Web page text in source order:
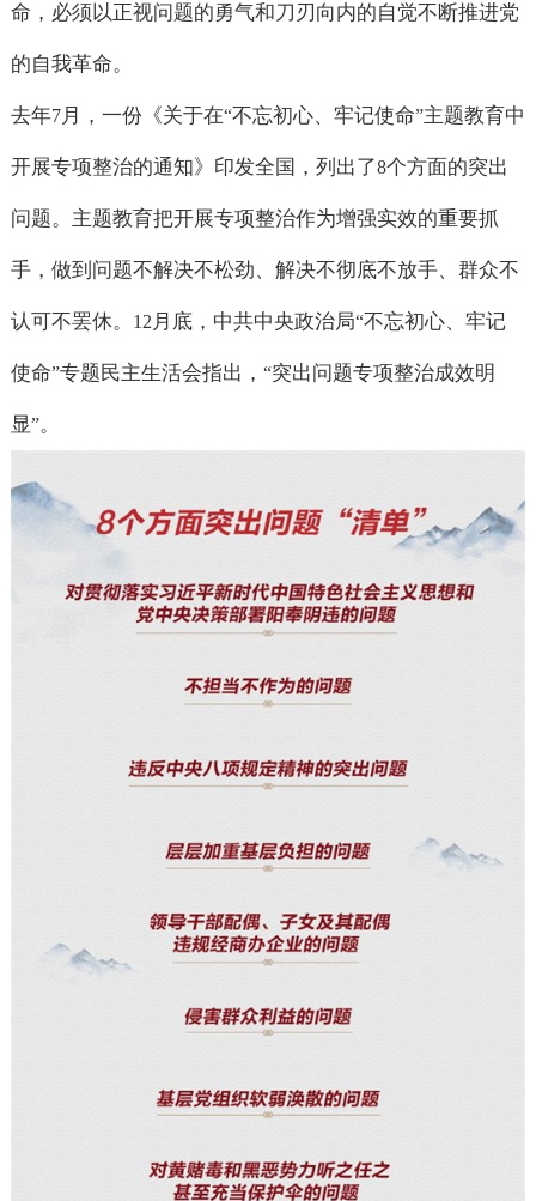
命，必须以正视问题的勇气和刀刃向内的自觉不断推进党
的自我革命。
去年7月，一份《关于在“不忘初心、牢记使命”主题教育中
开展专项整治的通知》印发全国，列出了8个方面的突出
问题。主题教育把开展专项整治作为增强实效的重要抓
手，做到问题不解决不松劲、解决不彻底不放手、群众不
认可不罢休。 12月底，中共中央政治局“不忘初心、牢记
使命”专题民主生活会指出， “突出问题专项整治成效明
显”。